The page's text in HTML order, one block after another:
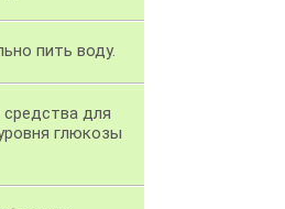
пить воду.
для
глюкозы